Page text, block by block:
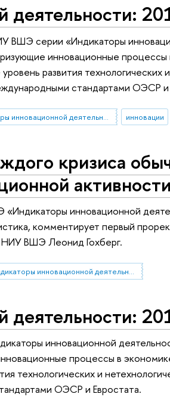
деятельности:
серии «Индикаторы
инновационные
развития технологических
стандартами ОЭСР и
инновации
кризиса
инновационной
комментирует первый
НИУ ВШЭ Леонид Гохберг.
индикаторы инновационной деятельности
деятельности:
инновационной
процессы в
технологических и
ОЭСР и Евростата.